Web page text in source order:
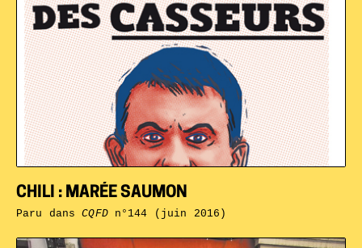
CHILI : MARÉE SAUMON
Paru dansCQFDn°144 (juin 2016)